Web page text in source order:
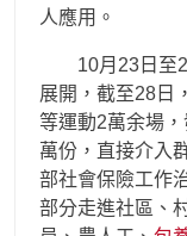
人應用。
10月23日至
展開，截至28日
等運動2萬余場
萬份，直接介入
部社會保險工作
部分走進社區、